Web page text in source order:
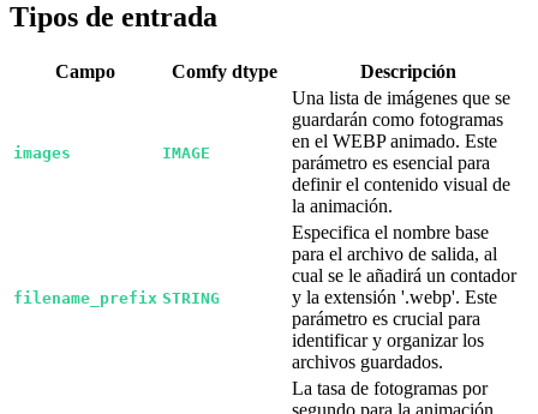
Tipos de entrada
Campo Comfy dtype Descripción
images IMAGE
Una lista de imágenes que se
guardarán como fotogramas
en el WEBP animado. Este
parámetro es esencial para
definir el contenido visual de
la animación.
filename_prefix STRING
Especifica el nombre base
para el archivo de salida, al
cual se le añadirá un contador
y la extensión '.webp'. Este
parámetro es crucial para
identificar y organizar los
archivos guardados.
La tasa de fotogramas por